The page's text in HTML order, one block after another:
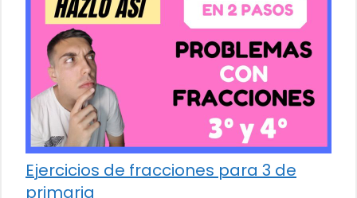
Ejercicios de fracciones para 3 de
primaria